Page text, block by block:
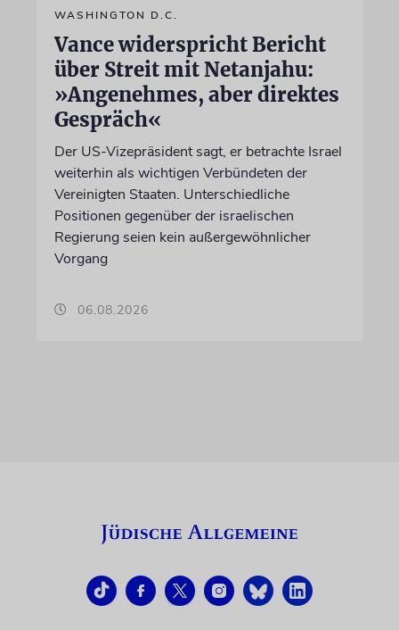
WASHINGTON D.C.
Vance widerspricht Bericht
über Streit mit Netanjahu:
»Angenehmes, aber direktes
Gespräch«
Der US-Vizepräsident sagt, er betrachte Israel
weiterhin als wichtigen Verbündeten der
Vereinigten Staaten. Unterschiedliche
Positionen gegenüber der israelischen
Regierung seien kein außergewöhnlicher
Vorgang
06.08.2026